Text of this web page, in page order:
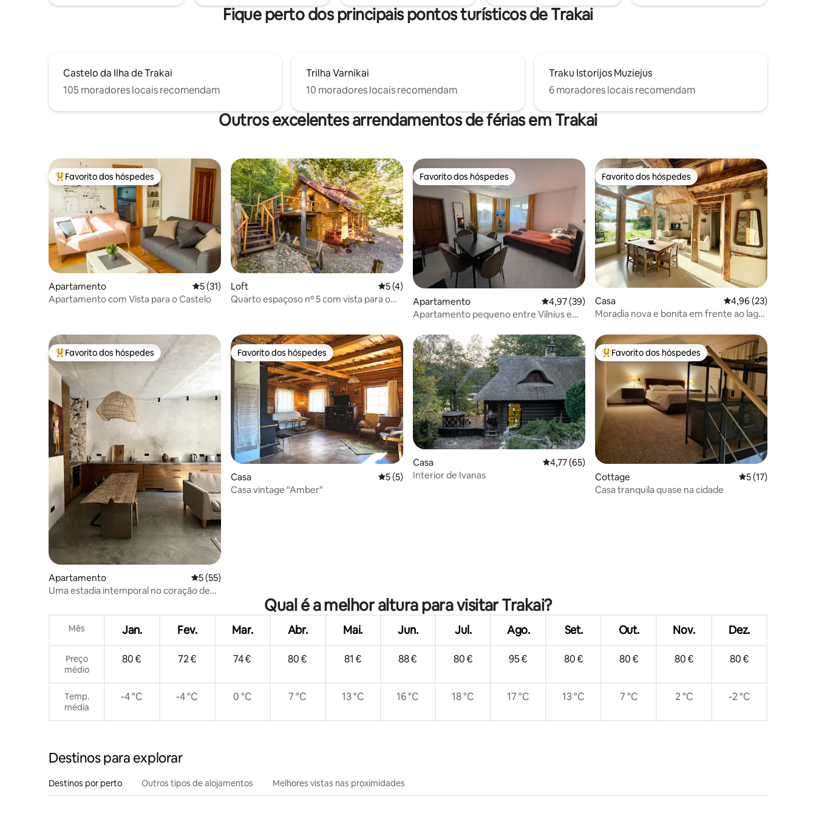
sempre à mão.
Fique perto dos principais pontos turísticos de Trakai
Castelo da Ilha de Trakai
105 moradores locais recomendam
Trilha Varnikai
10 moradores locais recomendam
Traku Istorijos Muziejus
6 moradores locais recomendam
Outros excelentes arrendamentos de férias em Trakai
Favoritos dos hóspedes mais apreciados
Favorito dos hóspedes
Apartamento Classificação média de 5 em 5 estrelas, 31avaliações
5 (31)
Apartamento com Vista para o Castelo
Loft Classificação média de 5 em 5 estrelas, 4avaliações
5 (4)
Quarto espaçoso nº 5 com vista para o
Favorito dos hóspedes
Favorito dos hóspedes
Apartamento Classificação média de 4,97 em 5 estrelas, 39avaliações
4,97 (39)
Apartamento pequeno entre Vilnius e
Favorito dos hóspedes
Favorito dos hóspedes
Casa Classificação média
4,96 (23)
Moradia nova e bonita em frente ao lago,
Favoritos dos hóspedes mais apreciados
Favorito dos hóspedes
Apartamento Classificação média de 5 em 5 estrelas, 55avaliações
5 (55)
Uma estadia intemporal no coração de
Favorito dos hóspedes
Favorito dos hóspedes
Casa Classificação média de 5 em 5 estrelas, 5avaliações
5 (5)
Casa vintage "Amber"
Casa Classificação média de 4,77 em 5 estrelas, 65avaliações
4,77 (65)
Interior de Ivanas
Favoritos dos hóspedes mais apreciados
Favorito dos hóspedes
Cottage Classificação
5 (17)
Casa tranquila quase na cidade
Qual é a melhor altura para visitar Trakai?
Mês Jan. Fev. Mar. Abr. Mai. Jun. Jul. Ago. Set. Out. Nov. Dez.
Preço
médio
80 € 72 € 74 € 80 € 81 € 88 € 80 € 95 € 80 € 80 € 80 € 80 €
Temp.
média
-4 °C -4 °C 0 °C 7 °C 13 °C 16 °C 18 °C 17 °C 13 °C 7 °C 2 °C -2 °C
Destinos para explorar
Destinos por perto Outros tipos de alojamentos Melhores vistas nas proximidades